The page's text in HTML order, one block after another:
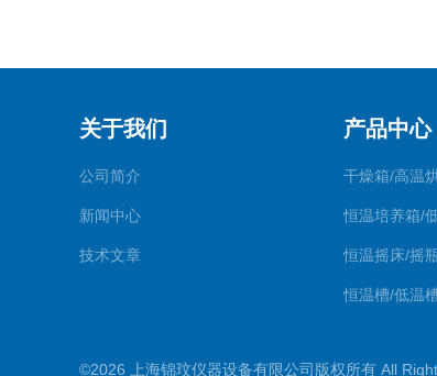
关于我们
公司简介
新闻中心
技术文章
产品中心
干燥箱/高温
恒温培养箱/
恒温摇床/摇
恒温槽/低温
©2026 上海锦玟仪器设备有限公司版权所有 All